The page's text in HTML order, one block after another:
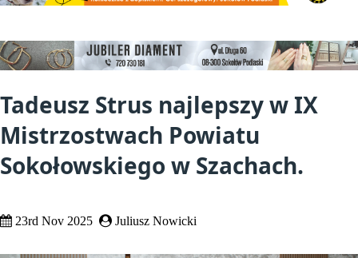
Tadeusz Strus najlepszy w IX
Mistrzostwach Powiatu
Sokołowskiego w Szachach.
23rd Nov 2025 Juliusz Nowicki